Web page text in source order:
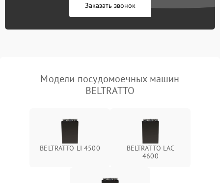
Заказать звонок
Модели посудомоечных машин
BELTRATTO
BELTRATTO LI 4500
BELTRATTO LAC
4600